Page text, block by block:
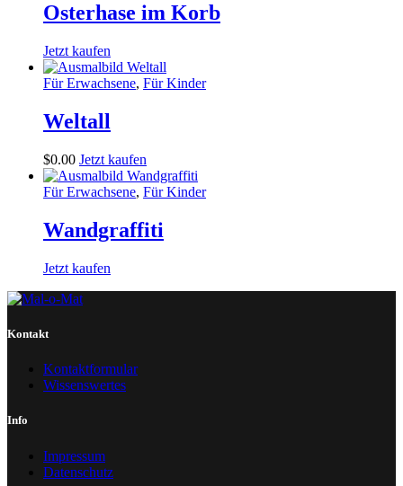
Osterhase im Korb
Jetzt kaufen
Für Erwachsene, Für Kinder
Weltall
$0.00 Jetzt kaufen
Für Erwachsene, Für Kinder
Wandgraffiti
Jetzt kaufen
Kontakt
Kontaktformular
Wissenswertes
Info
Impressum
Datenschutz